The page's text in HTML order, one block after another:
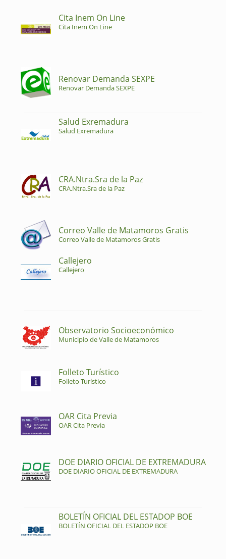
Cita Inem On Line
Cita Inem On Line
Renovar Demanda SEXPE
Renovar Demanda SEXPE
Salud Exremadura
Salud Exremadura
CRA.Ntra.Sra de la Paz
CRA.Ntra.Sra de la Paz
Correo Valle de Matamoros Gratis
Correo Valle de Matamoros Gratis
Callejero
Callejero
Observatorio Socioeconómico
Municipio de Valle de Matamoros
Folleto Turístico
Folleto Turístico
OAR Cita Previa
OAR Cita Previa
DOE DIARIO OFICIAL DE EXTREMADURA
DOE DIARIO OFICIAL DE EXTREMADURA
BOLETÍN OFICIAL DEL ESTADOP BOE
BOLETÍN OFICIAL DEL ESTADOP BOE